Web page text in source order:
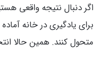
برای یادگیری در خانه
متحول کنند. همین حالا